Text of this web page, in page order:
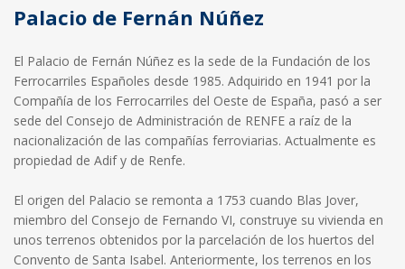
Palacio de Fernán Núñez
El Palacio de Fernán Núñez es la sede de la Fundación de los
Ferrocarriles Españoles desde 1985. Adquirido en 1941 por la
Compañía de los Ferrocarriles del Oeste de España, pasó a ser
sede del Consejo de Administración de RENFE a raíz de la
nacionalización de las compañías ferroviarias. Actualmente es
propiedad de Adif y de Renfe.
El origen del Palacio se remonta a 1753 cuando Blas Jover,
miembro del Consejo de Fernando VI, construye su vivienda en
unos terrenos obtenidos por la parcelación de los huertos del
Convento de Santa Isabel. Anteriormente, los terrenos en los